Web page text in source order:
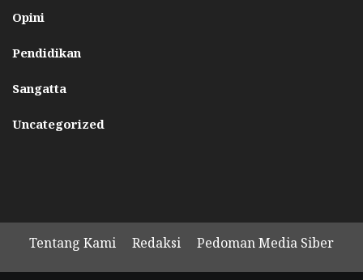
Opini
Pendidikan
Sangatta
Uncategorized
Tentang Kami Redaksi Pedoman Media Siber